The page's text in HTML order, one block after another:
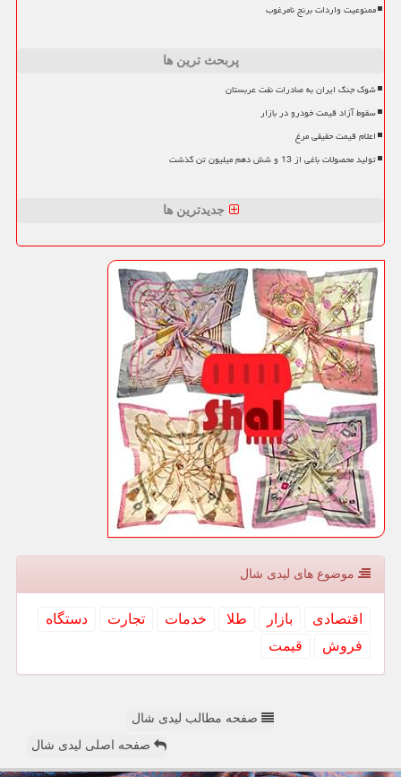
ممنوعیت واردات برنج نامرغوب
پربحث ترین ها
شوک جنگ ایران به صادرات نفت عربستان
سقوط آزاد قیمت خودرو در بازار
اعلام قیمت حقیقی مرغ
تولید محصولات باغی از 13 و شش دهم میلیون تن گذشت
جدیدترین ها
موضوع های لیدی شال
اقتصادی بازار طلا خدمات تجارت
دستگاه
فروش
قیمت
صفحه مطالب لیدی شال
صفحه اصلی لیدی شال